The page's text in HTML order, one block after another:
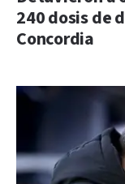
240 dosis de
Concordia